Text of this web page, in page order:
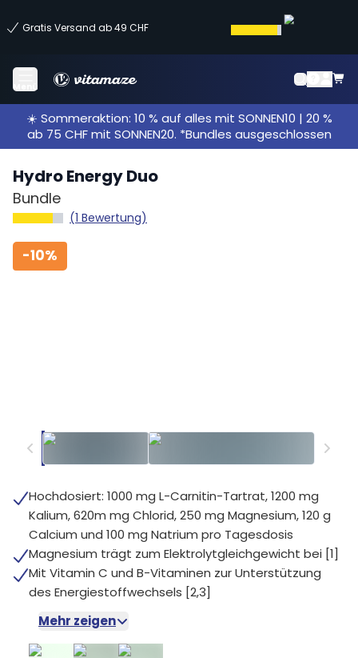
Gratis Versand ab 49 CHF
Menü
☀️ Sommeraktion: 10 % auf alles mit SONNEN10 | 20 %
ab 75 CHF mit SONNEN20. *Bundles ausgeschlossen
Hydro Energy Duo
Bundle
(1 Bewertung)
-10%
Hochdosiert: 1000 mg L-Carnitin-Tartrat, 1200 mg
Kalium, 620m mg Chlorid, 250 mg Magnesium, 120 g
Calcium und 100 mg Natrium pro Tagesdosis
Magnesium trägt zum Elektrolytgleichgewicht bei [1]
Mit Vitamin C und B-Vitaminen zur Unterstützung
des Energiestoffwechsels [2,3]
Mehr zeigen